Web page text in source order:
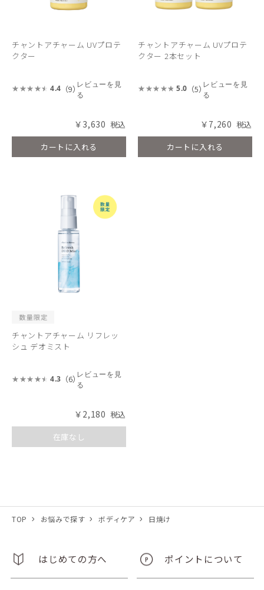
チャントアチャーム UVプロテ
クター
4.4 （9） レビューを見
る
￥3,630
カートに入れる
チャントアチャーム UVプロテ
クター 2本セット
5.0 （5） レビューを見
る
￥7,260
カートに入れる
チャントアチャーム リフレッ
シュ デオミスト
4.3 （6） レビューを見
る
￥2,180
在庫なし
TOP お悩みで探す ボディケア 日焼け
はじめての方へ ポイントについて